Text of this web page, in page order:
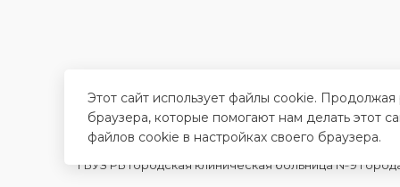
ГБУЗ РБ Городская клиническая больница №9
Этот сайт использует файлы cookie.
браузера, которые помогают нам делать этот
файлов cookie в настройках своего браузера.